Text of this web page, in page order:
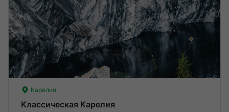
Карелия
Классическая Карелия